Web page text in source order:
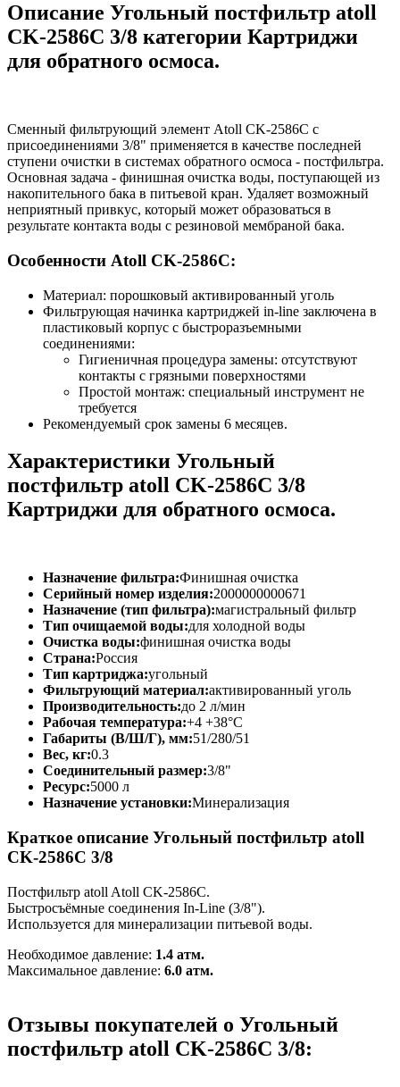
Описание Угольный постфильтр atoll
CK-2586C 3/8 категории Картриджи
для обратного осмоса.
Сменный фильтрующий элемент Atoll CK-2586C с
присоединениями 3/8" применяется в качестве последней
ступени очистки в системах обратного осмоса - постфильтра.
Основная задача - финишная очистка воды, поступающей из
накопительного бака в питьевой кран. Удаляет возможный
неприятный привкус, который может образоваться в
результате контакта воды с резиновой мембраной бака.
Особенности Atoll CK-2586C:
Материал: порошковый активированный уголь
Фильтрующая начинка картриджей in-line заключена в
пластиковый корпус с быстроразъемными
соединениями:
Гигиеничная процедура замены: отсутствуют
контакты с грязными поверхностями
Простой монтаж: специальный инструмент не
требуется
Рекомендуемый срок замены 6 месяцев.
Характеристики Угольный
постфильтр atoll CK-2586C 3/8
Картриджи для обратного осмоса.
Назначение фильтра:Финишная очистка
Серийный номер изделия:2000000000671
Назначение (тип фильтра):магистральный фильтр
Тип очищаемой воды:для холодной воды
Очистка воды:финишная очистка воды
Страна:Россия
Тип картриджа:угольный
Фильтрующий материал:активированный уголь
Производительность:до 2 л/мин
Рабочая температура:+4 +38°C
Габариты (В/Ш/Г), мм:51/280/51
Вес, кг:0.3
Соединительный размер:3/8"
Ресурс:5000 л
Назначение установки:Минерализация
Краткое описание Угольный постфильтр atoll
CK-2586C 3/8
Постфильтр atoll Atoll CK-2586C.
Быстросъёмные соединения In-Line (3/8").
Используется для минерализации питьевой воды.
Необходимое давление: 1.4 атм.
Максимальное давление: 6.0 атм.
Отзывы покупателей о Угольный
постфильтр atoll CK-2586C 3/8: